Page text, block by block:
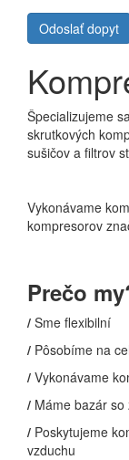
Odoslať dopyt
Špecializujeme
skrutkových
sušičov a filtrov
Vykonávame
kompresorov
Prečo
/ Sme flexibilní
/ Pôsobíme na
/ Vykonávame
/ Máme bazár
/ Poskytujeme
vzduchu